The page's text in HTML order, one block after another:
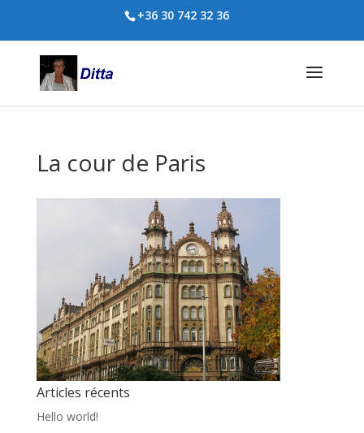
+36 30 742 32 36
La cour de Paris
Articles récents
Hello world!